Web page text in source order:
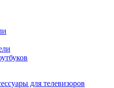
для телевизоров